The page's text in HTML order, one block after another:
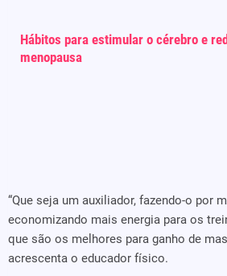
Hábitos para estimular o cérebro e
menopausa
“Que seja um auxiliador, fazendo-o por
economizando mais energia para os
que são os melhores para ganho de
acrescenta o educador físico.